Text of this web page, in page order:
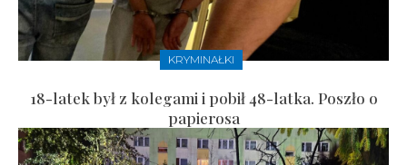
KRYMINAŁKI
18-latek był z kolegami i pobił 48-latka. Poszło o
papierosa